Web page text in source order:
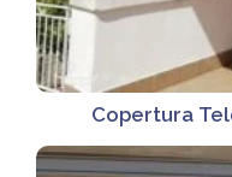
Copertura